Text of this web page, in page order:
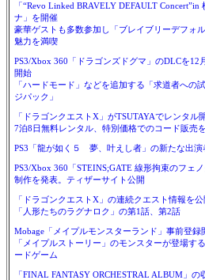
「“Revo Linked BRAVELY DEFAULT Concert”in
ナ」を開催
豪華ゲストも多数参加し「ブレイブリーデフォ
魅力を満喫
PS3/Xbox 360「ドラゴンズドグマ」のDLCを12
開始
「ハードモード」などを追加する「求道者への
ジパック」
「ドラゴンクエストX」がTSUTAYAでレンタル
7泊8日無料レンタル、特別価格でのコード販売
PS3「龍が如く５ 夢、叶えし者」の新たな出演
PS3/Xbox 360「STEINS;GATE 線形拘束のフェノ
制作を発表。ティザーサイト公開
「ドラゴンクエストX」の連続クエスト情報を公
「人形たちのラグナロク」の第1話、第2話
Mobage「メイプルモンスターランド」事前登録
「メイプルストーリー」のモンスターが登場す
ードゲーム
「FINAL FANTASY ORCHESTRAL ALBUM」の